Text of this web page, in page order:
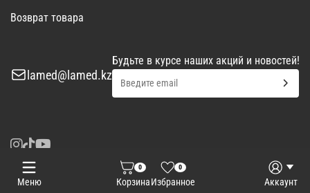
Меню
0
Корзина
0
Избранное Аккаунт
Возврат товара
lamed@lamed.kz
Будьте в курсе наших акций и новостей!